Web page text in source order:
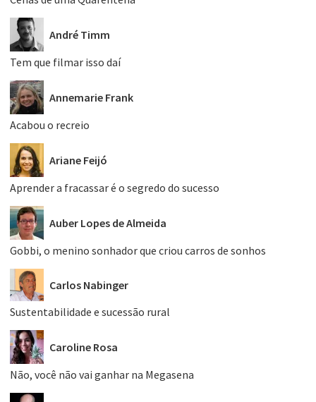
André Timm
Tem que filmar isso daí
Annemarie Frank
Acabou o recreio
Ariane Feijó
Aprender a fracassar é o segredo do sucesso
Auber Lopes de Almeida
Gobbi, o menino sonhador que criou carros de sonhos
Carlos Nabinger
Sustentabilidade e sucessão rural
Caroline Rosa
Não, você não vai ganhar na Megasena